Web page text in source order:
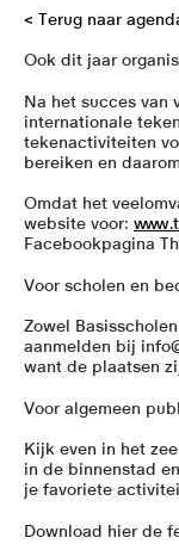
< Terug naar
Ook dit jaar
Na het succes van
internationale
tekenactiviteiten
bereiken en
Omdat het
website voor:
Facebookpagina
Voor scholen en
Zowel
aanmelden bij
want de plaatsen
Voor algemeen
Kijk even in het
in de binnenstad
je favoriete
Download hier de